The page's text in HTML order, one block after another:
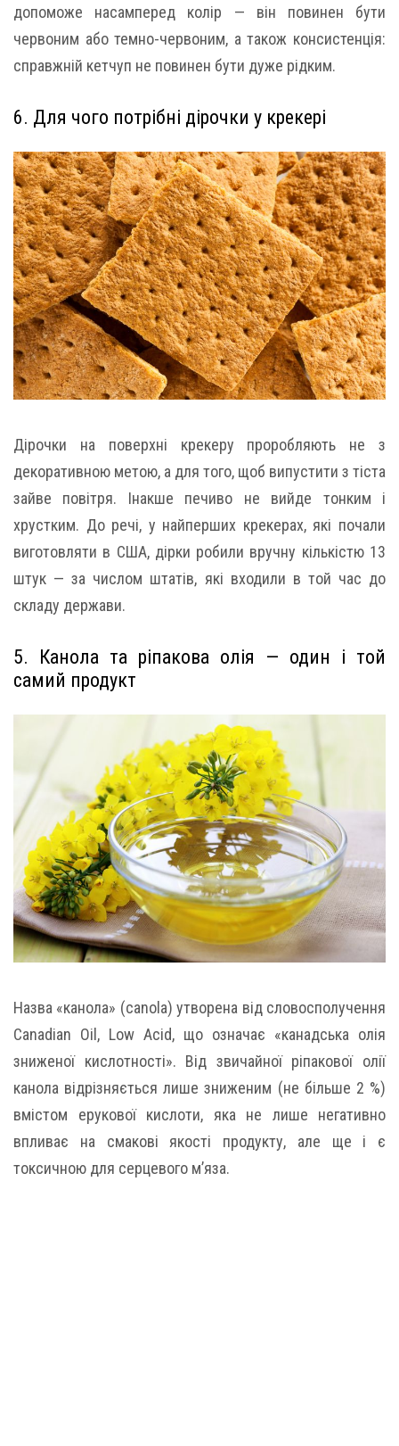
допоможе насамперед колір — він повинен бути
червоним або темно-червоним, а також консистенція:
справжній кетчуп не повинен бути дуже рідким.
6. Для чого потрібні дірочки у крекері
Дірочки на поверхні крекеру проробляють не з
декоративною метою, а для того, щоб випустити з тіста
зайве повітря. Інакше печиво не вийде тонким і
хрустким. До речі, у найперших крекерах, які почали
виготовляти в США, дірки робили вручну кількістю 13
штук — за числом штатів, які входили в той час до
складу держави.
5. Канола та ріпакова олія — один і той
самий продукт
Назва «канола» (canola) утворена від словосполучення
Canadian Oil, Low Acid, що означає «канадська олія
зниженої кислотності». Від звичайної ріпакової олії
канола відрізняється лише зниженим (не більше 2 %)
вмістом ерукової кислоти, яка не лише негативно
впливає на смакові якості продукту, але ще і є
токсичною для серцевого м’яза.